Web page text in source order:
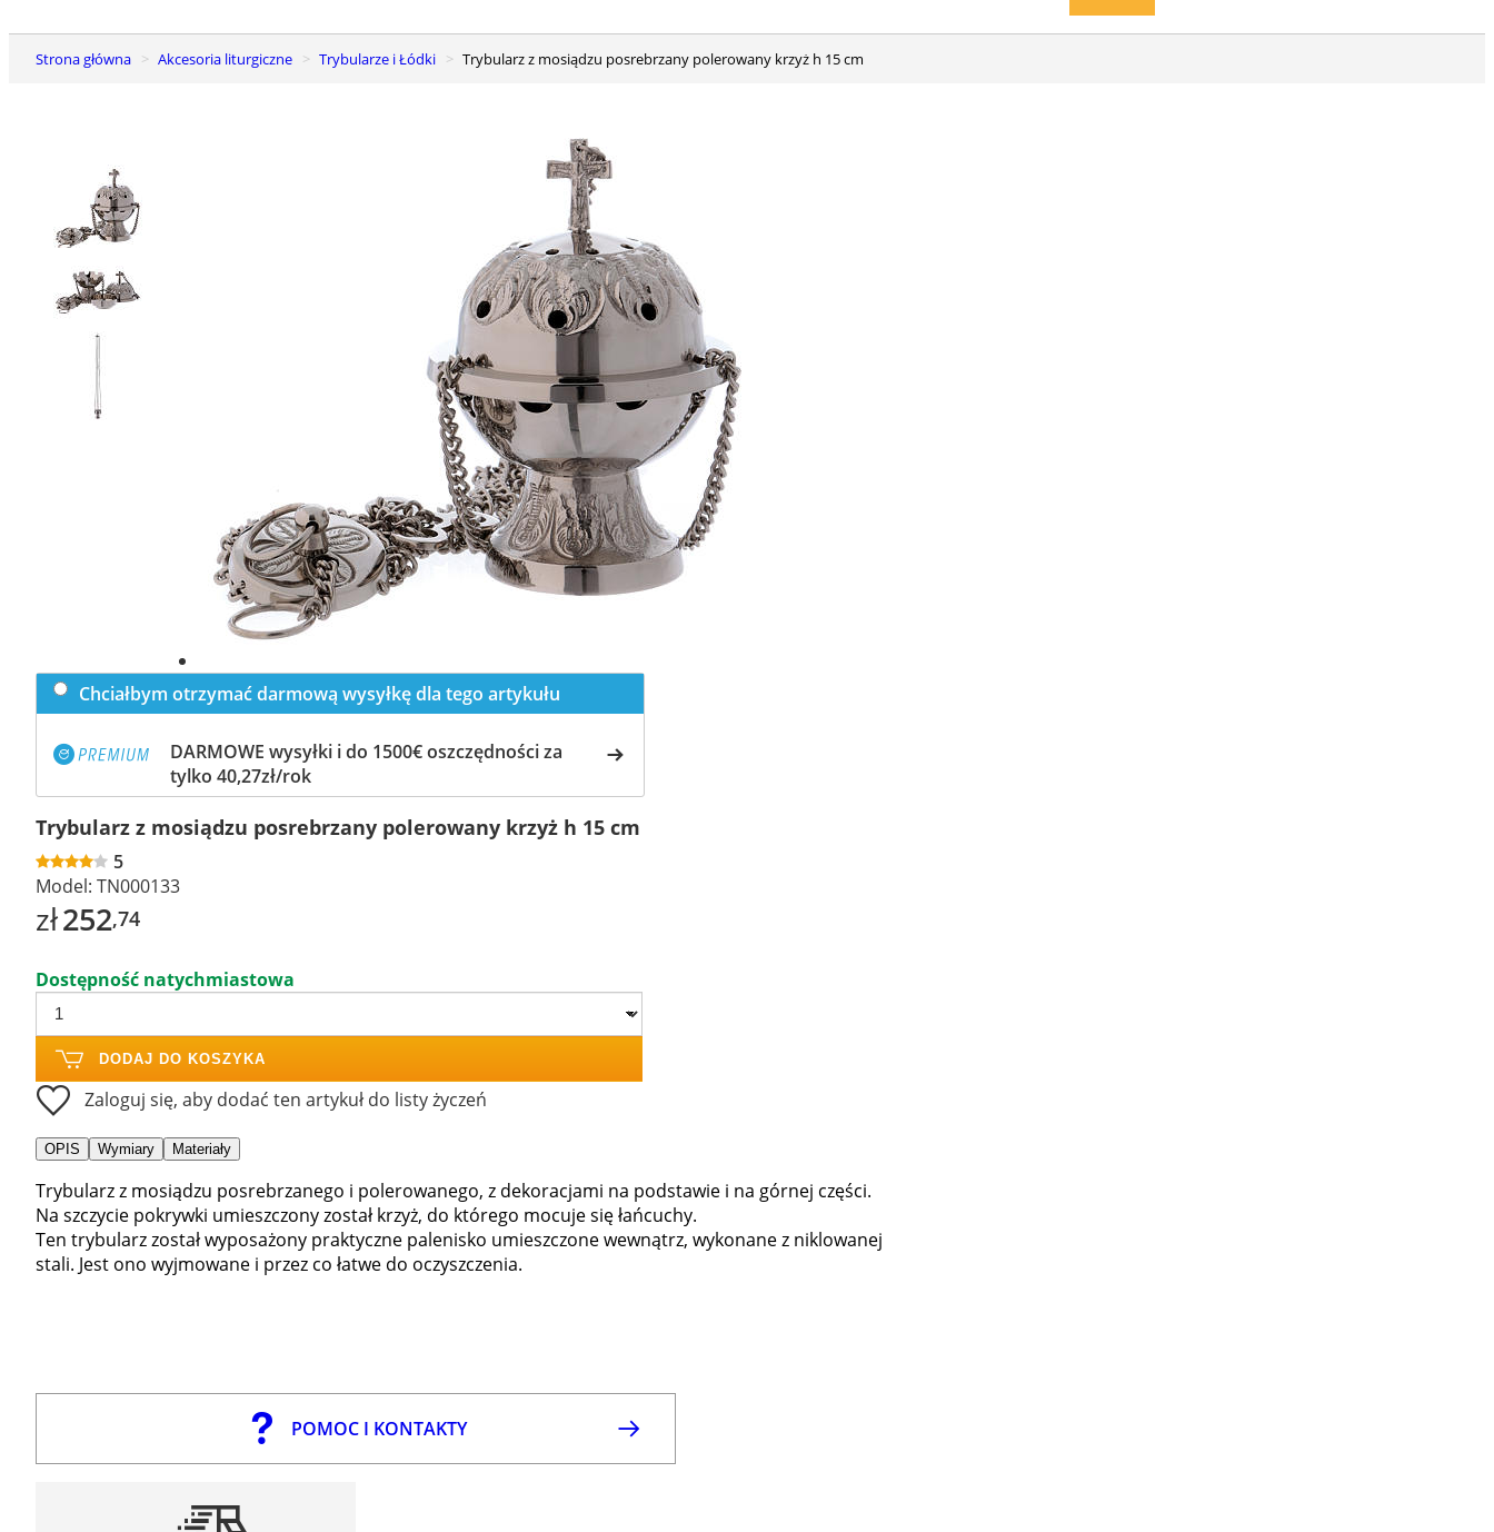
Strona główna Akcesoria liturgiczne Trybularze i Łódki Trybularz z mosiądzu posrebrzany polerowany krzyż h 15 cm
Chciałbym otrzymać darmową wysyłkę dla tego artykułu
DARMOWE wysyłki i do 1500€ oszczędności za
tylko 40,27zł/rok
Trybularz z mosiądzu posrebrzany polerowany krzyż h 15 cm
5
Model: TN000133
zł252,74
Dostępność natychmiastowa
DODAJ DO KOSZYKA
Zaloguj się, aby dodać ten artykuł do listy życzeń
OPIS Wymiary Materiały
Trybularz z mosiądzu posrebrzanego i polerowanego, z dekoracjami na podstawie i na górnej części.
Na szczycie pokrywki umieszczony został krzyż, do którego mocuje się łańcuchy.
Ten trybularz został wyposażony praktyczne palenisko umieszczone wewnątrz, wykonane z niklowanej
stali. Jest ono wyjmowane i przez co łatwe do oczyszczenia.
POMOC I KONTAKTY